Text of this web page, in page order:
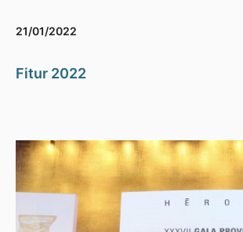
21/01/2022
Fitur 2022